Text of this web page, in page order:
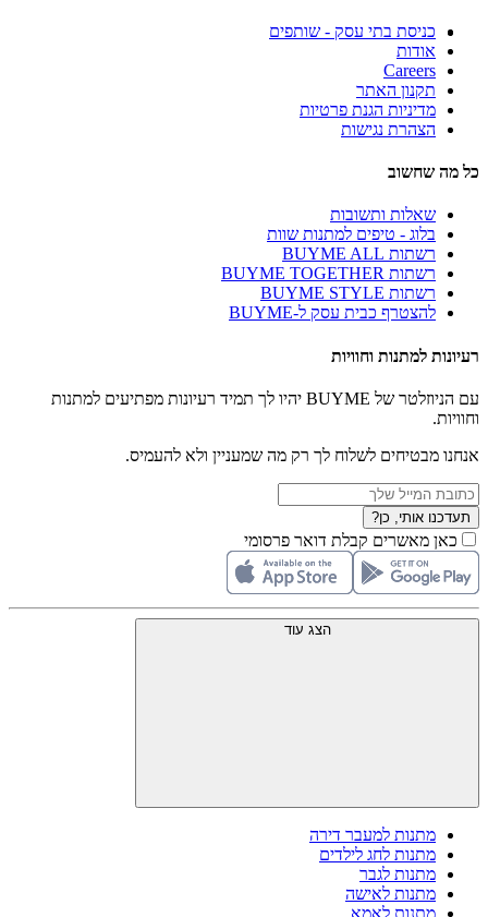
כניסת בתי עסק - שותפים
אודות
Careers
תקנון האתר
מדיניות הגנת פרטיות
הצהרת נגישות
כל מה שחשוב
שאלות ותשובות
בלוג - טיפים למתנות שוות
רשתות BUYME ALL
רשתות BUYME TOGETHER
רשתות BUYME STYLE
להצטרף כבית עסק ל-BUYME
רעיונות למתנות וחוויות
עם הניוזלטר של BUYME יהיו לך תמיד רעיונות מפתיעים למתנות
וחוויות.
אנחנו מבטיחים לשלוח לך רק מה שמעניין ולא להעמיס.
תעדכנו אותי, כן?
כאן מאשרים קבלת דואר פרסומי
הצג עוד
מתנות למעבר דירה
מתנות לחג לילדים
מתנות לגבר
מתנות לאישה
מתנות לאמא